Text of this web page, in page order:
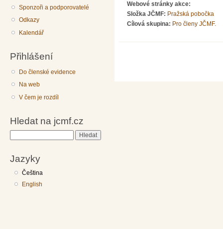
Sponzoři a podporovatelé
Odkazy
Kalendář
Přihlášení
Do členské evidence
Na web
V čem je rozdíl
Hledat na jcmf.cz
Jazyky
Čeština
English
Webové stránky akce:
Složka JČMF: Pražská pobočka
Cílová skupina: Pro členy JČMF.